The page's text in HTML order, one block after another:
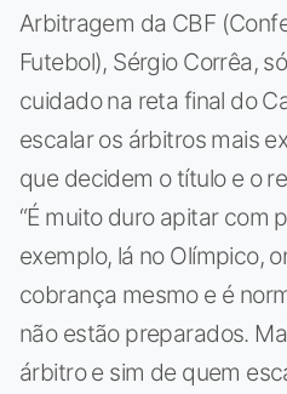
Arbitragem da CBF
Futebol), Sérgio Corrêa,
cuidado na reta final do
escalar os árbitros mais
que decidem o título e o
“É muito duro apitar com
exemplo, lá no Olímpico,
cobrança mesmo e é
não estão preparados.
árbitro e sim de quem